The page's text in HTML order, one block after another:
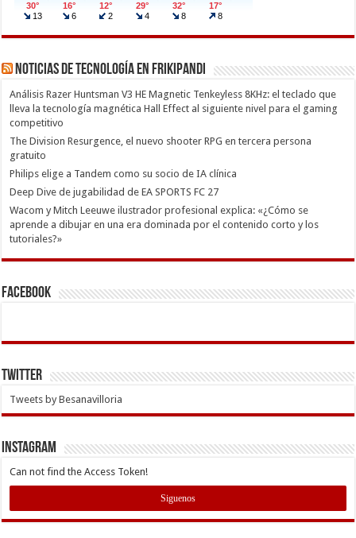
Noticias de Tecnología en Frikipandi
Análisis Razer Huntsman V3 HE Magnetic Tenkeyless 8KHz: el teclado que
lleva la tecnología magnética Hall Effect al siguiente nivel para el gaming
competitivo
The Division Resurgence, el nuevo shooter RPG en tercera persona
gratuito
Philips elige a Tandem como su socio de IA clínica
Deep Dive de jugabilidad de EA SPORTS FC 27
Wacom y Mitch Leeuwe ilustrador profesional explica: «¿Cómo se
aprende a dibujar en una era dominada por el contenido corto y los
tutoriales?»
Facebook
Twitter
Tweets by Besanavilloria
INSTAGRAM
Can not find the Access Token!
Siguenos